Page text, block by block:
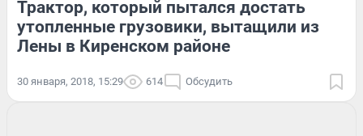
Трактор, который пытался достать
утопленные грузовики, вытащили из
Лены в Киренском районе
30 января, 2018, 15:29 614 Обсудить